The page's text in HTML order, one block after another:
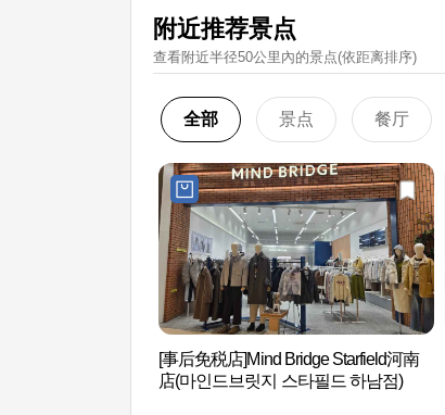
附近推荐景点
查看附近半径50公里內的景点(依距离排序)
全部 景点 餐厅
[事后免税店]Mind Bridge Starfield河南
店(마인드브릿지 스타필드 하남점)